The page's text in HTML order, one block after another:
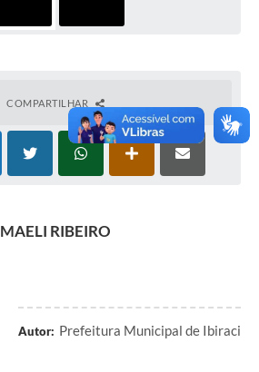
COMPARTILHAR
MAELI RIBEIRO
Autor: Prefeitura Municipal de Ibiraci